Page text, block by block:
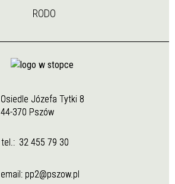
RODO
Osiedle Józefa Tytki 8
44-370 Pszów
tel.: 32 455 79 30
email: pp2@pszow.pl